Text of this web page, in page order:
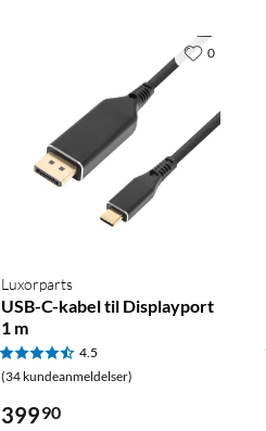
Luxorparts
USB-C-kabel til Displayport
1 m
4.5
(34 kundeanmeldelser)
39990
0